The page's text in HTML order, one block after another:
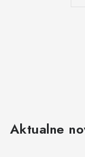
Aktualne